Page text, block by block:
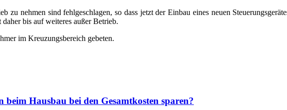
zu nehmen sind fehlgeschlagen, so dass jetzt der Einbau eines neuen
bis auf weiteres außer Betrieb.
im Kreuzungsbereich gebeten.
Hausbau bei den Gesamtkosten sparen?